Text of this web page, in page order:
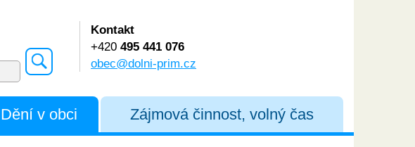
Kontakt
+420 495 441 076
obec@dolni-prim.cz
Dění v obci Zájmová činnost, volný čas